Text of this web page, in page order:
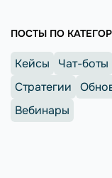
ПОСТЫ ПО
Кейсы Чат-боты
Стратегии
Вебинары